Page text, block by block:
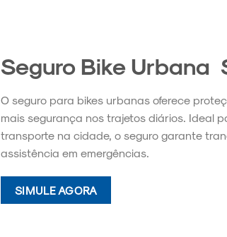
Seguro Bike Urbana
O seguro para bikes urbanas oferece
mais segurança nos trajetos diários. Ideal
transporte na cidade, o seguro garante
assistência em emergências.
SIMULE AGORA